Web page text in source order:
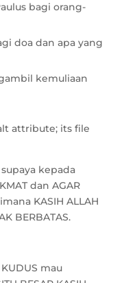
bagi orang-
doa dan apa yang
kemuliaan
kepada
dan AGAR
KASIH ALLAH
BERBATAS.
mau